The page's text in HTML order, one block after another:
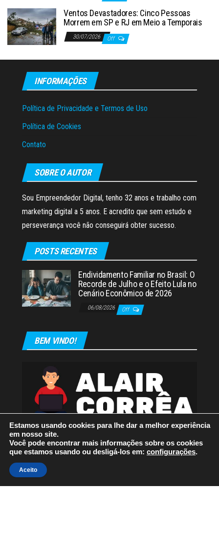
Ventos Devastadores: Cinco Pessoas
Morrem em SP e RJ em Meio a Temporais
30/07/2026 Off
INFORMAÇÕES
Política de Privacidade e Termos de Uso
Política de Cookies
Contato
SOBRE O AUTOR
Sou Empreendedor Digital, tenho 32 anos e trabalho com
marketing digital a 5 anos. E acredito que sem estudo e
perseverança você não conseguirá obter sucesso.
POSTS RECENTES
Endividamento Familiar no Brasil: O
Recorde de Julho e o Efeito Lula no
Cenário Econômico de 2026
06/08/2026 Off
BEM VINDO!
Orgulhosamente mantido com
Estamos usando cookies para lhe dar a melhor experiência
em nosso site.
Você pode encontrar mais informações sobre os cookies
que estamos usando ou desligá-los em: configurações.
Aceito